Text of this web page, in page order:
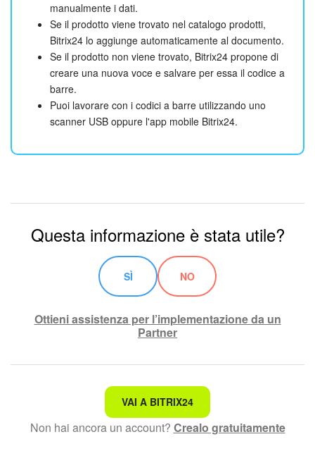
manualmente i dati.
Se il prodotto viene trovato nel catalogo prodotti,
Bitrix24 lo aggiunge automaticamente al documento.
Se il prodotto non viene trovato, Bitrix24 propone di
creare una nuova voce e salvare per essa il codice a
barre.
Puoi lavorare con i codici a barre utilizzando uno
scanner USB oppure l'app mobile Bitrix24.
Questa informazione è stata utile?
SÌ NO
Ottieni assistenza per l’implementazione da un
Partner
Non è quello che sto cercando.
Testo complesso e incomprensibile
VAI A BITRIX24
Non hai ancora un account? Crealo gratuitamente